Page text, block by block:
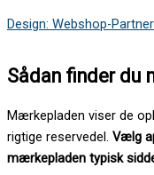
Design: Webshop-
Sådan finder du
Mærkepladen viser de
rigtige reservedel. Vælg
mærkepladen typisk